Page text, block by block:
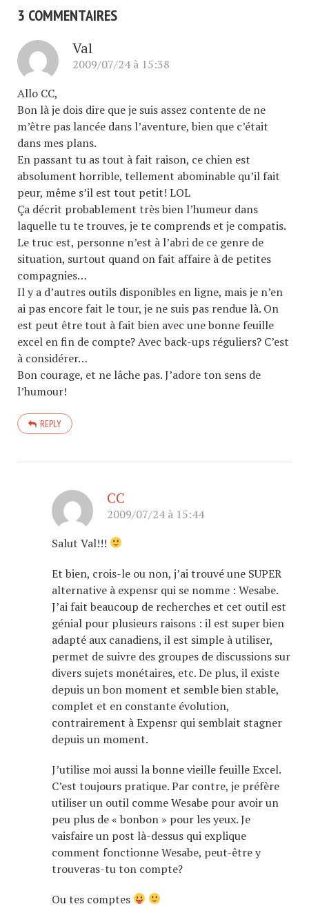
3 COMMENTAIRES
Val
2009/07/24 à 15:38
Allo CC,
Bon là je dois dire que je suis assez contente de ne
m’être pas lancée dans l’aventure, bien que c’était
dans mes plans.
En passant tu as tout à fait raison, ce chien est
absolument horrible, tellement abominable qu’il fait
peur, même s’il est tout petit! LOL
Ça décrit probablement très bien l’humeur dans
laquelle tu te trouves, je te comprends et je compatis.
Le truc est, personne n’est à l’abri de ce genre de
situation, surtout quand on fait affaire à de petites
compagnies…
Il y a d’autres outils disponibles en ligne, mais je n’en
ai pas encore fait le tour, je ne suis pas rendue là. On
est peut être tout à fait bien avec une bonne feuille
excel en fin de compte? Avec back-ups réguliers? C’est
à considérer…
Bon courage, et ne lâche pas. J’adore ton sens de
l’humour!
REPLY
CC
2009/07/24 à 15:44
Salut Val!!!
Et bien, crois-le ou non, j’ai trouvé une SUPER
alternative à expensr qui se nomme : Wesabe.
J’ai fait beaucoup de recherches et cet outil est
génial pour plusieurs raisons : il est super bien
adapté aux canadiens, il est simple à utiliser,
permet de suivre des groupes de discussions sur
divers sujets monétaires, etc. De plus, il existe
depuis un bon moment et semble bien stable,
complet et en constante évolution,
contrairement à Expensr qui semblait stagner
depuis un moment.
J’utilise moi aussi la bonne vieille feuille Excel.
C’est toujours pratique. Par contre, je préfère
utiliser un outil comme Wesabe pour avoir un
peu plus de « bonbon » pour les yeux. Je
vaisfaire un post là-dessus qui explique
comment fonctionne Wesabe, peut-être y
trouveras-tu ton compte?
Ou tes comptes